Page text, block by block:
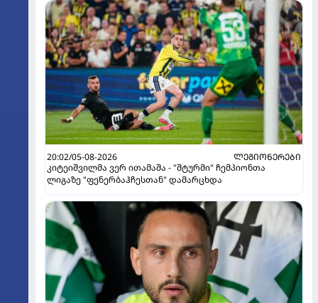
20:02/05-08-2026
ᲚᲔᲒᲘᲝᲜᲔᲠᲔᲑᲘ
კიტეიშვილმა ვერ ითამაშა - "შტურმი" ჩემპიონთა
ლიგაზე "ფენერბაჰჩესთან" დამარცხდა